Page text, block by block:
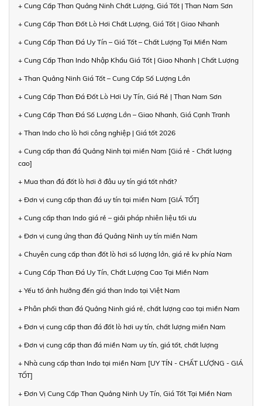
+ Cung Cấp Than Quảng Ninh Chất Lượng, Giá Tốt | Than Nam Sơn
+ Cung Cấp Than Đốt Lò Hơi Chất Lượng, Giá Tốt | Giao Nhanh
+ Cung Cấp Than Đá Uy Tín – Giá Tốt – Chất Lượng Tại Miền Nam
+ Cung Cấp Than Indo Nhập Khẩu Giá Tốt | Giao Nhanh | Chất Lượng
+ Than Quảng Ninh Giá Tốt – Cung Cấp Số Lượng Lớn
+ Cung Cấp Than Đá Đốt Lò Hơi Uy Tín, Giá Rẻ | Than Nam Sơn
+ Cung Cấp Than Đá Số Lượng Lớn – Giao Nhanh, Giá Cạnh Tranh
+ Than Indo cho lò hơi công nghiệp | Giá tốt 2026
+ Cung cấp than đá Quảng Ninh tại miền Nam [Giá rẻ - Chất lượng
cao]
+ Mua than đá đốt lò hơi ở đâu uy tín giá tốt nhất?
+ Đơn vị cung cấp than đá uy tín tại miền Nam [GIÁ TỐT]
+ Cung cấp than Indo giá rẻ – giải pháp nhiên liệu tối ưu
+ Đơn vị cung ứng than đá Quảng Ninh uy tín miền Nam
+ Chuyên cung cấp than đốt lò hơi số lượng lớn, giá rẻ kv phía Nam
+ Cung Cấp Than Đá Uy Tín, Chất Lượng Cao Tại Miền Nam
+ Yếu tố ảnh hưởng đến giá than Indo tại Việt Nam
+ Phân phối than đá Quảng Ninh giá rẻ, chất lượng cao tại miền Nam
+ Đơn vị cung cấp than đá đốt lò hơi uy tín, chất lượng miền Nam
+ Đơn vị cung cấp than đá miền Nam uy tín, giá tốt, chất lượng
+ Nhà cung cấp than Indo tại miền Nam [UY TÍN - CHẤT LƯỢNG - GIÁ
TỐT]
+ Đơn Vị Cung Cấp Than Quảng Ninh Uy Tín, Giá Tốt Tại Miền Nam